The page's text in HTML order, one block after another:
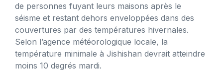
de personnes fuyant leurs maisons après le
séisme et restant dehors enveloppées dans des
couvertures par des températures hivernales.
Selon l’agence météorologique locale, la
température minimale à Jishishan devrait atteindre
moins 10 degrés mardi.